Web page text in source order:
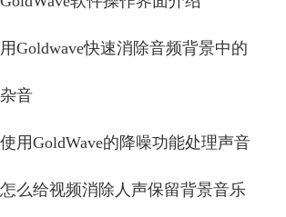
用Goldwave快速消除音频背景中的
杂音
使用GoldWave的降噪功能处理声音
怎么给视频消除人声保留背景音乐